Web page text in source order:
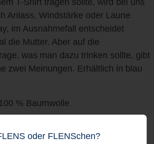
oder FLENSchen?
T-Shirt tragen sollte, wird bei uns
Anlass, Windstärke oder Laune
im Ausnahmefall entscheidet
die Mutter. Aber auf die
was man dazu trinken sollte, gibt
zwei Meinungen. Erhältlich in blau
% Baumwolle